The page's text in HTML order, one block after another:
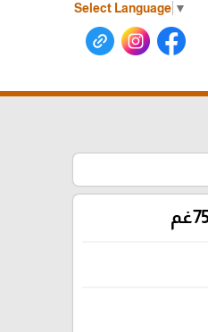
Select Language ▼